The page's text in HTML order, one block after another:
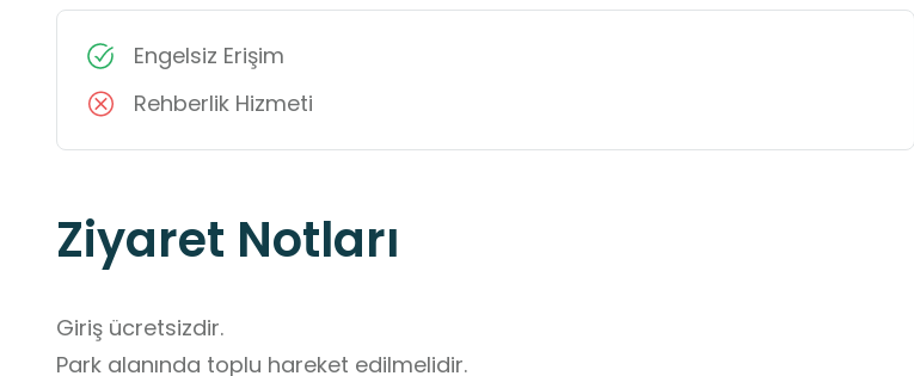
Engelsiz Erişim
Rehberlik Hizmeti
Ziyaret Notları
Giriş ücretsizdir.
Park alanında toplu hareket edilmelidir.